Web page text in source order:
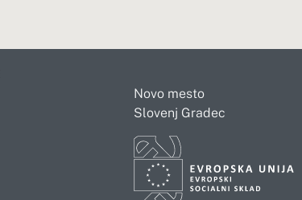
Novo mesto
Slovenj Gradec